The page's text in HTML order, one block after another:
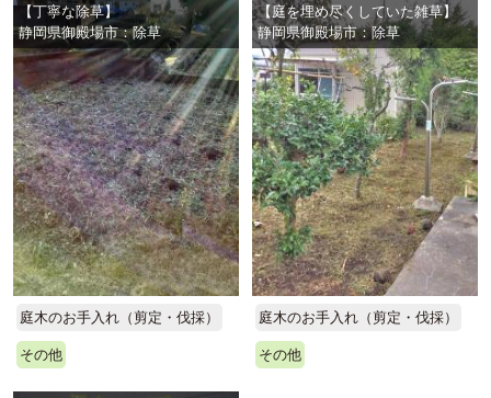
【丁寧な除草】
静岡県御殿場市：除草
庭木のお手入れ（剪定・伐採）
その他
【庭を埋め尽くしていた雑草】
静岡県御殿場市：除草
庭木のお手入れ（剪定・伐採）
その他